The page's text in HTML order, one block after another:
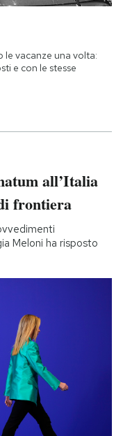
le vacanze una volta:
e con le stesse
all’Italia
frontiera
Meloni ha risposto